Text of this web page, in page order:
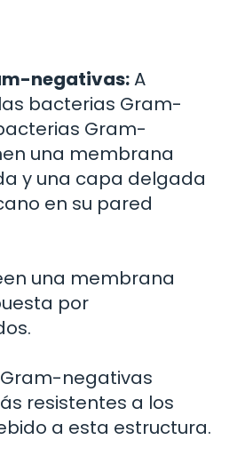
negativas:A
bacterias Gram-
Gram-
una membrana
y una capa delgada
en su pared
una membrana
por
negativas
resistentes a los
a esta estructura.